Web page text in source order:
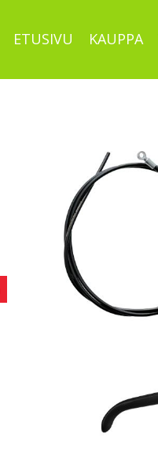
ETUSIVU KAUPPA